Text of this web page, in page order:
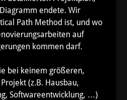
endete. Wir
Path Method ist, und wo
auf
kommen darf.
bei keinem größeren,
(z.B. Hausbau,
Softwareentwicklung, …)